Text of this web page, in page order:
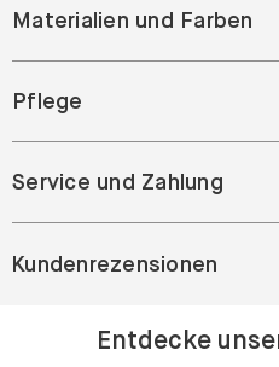
Materialien und Farben
Pflege
Service und Zahlung
Kundenrezensionen
Entdecke